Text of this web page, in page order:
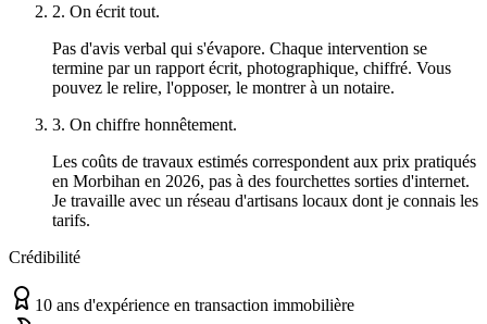
2. On écrit tout.
Pas d'avis verbal qui s'évapore. Chaque intervention se
termine par un rapport écrit, photographique, chiffré. Vous
pouvez le relire, l'opposer, le montrer à un notaire.
3. On chiffre honnêtement.
Les coûts de travaux estimés correspondent aux prix pratiqués
en Morbihan en 2026, pas à des fourchettes sorties d'internet.
Je travaille avec un réseau d'artisans locaux dont je connais les
tarifs.
Crédibilité
10 ans d'expérience en transaction immobilière